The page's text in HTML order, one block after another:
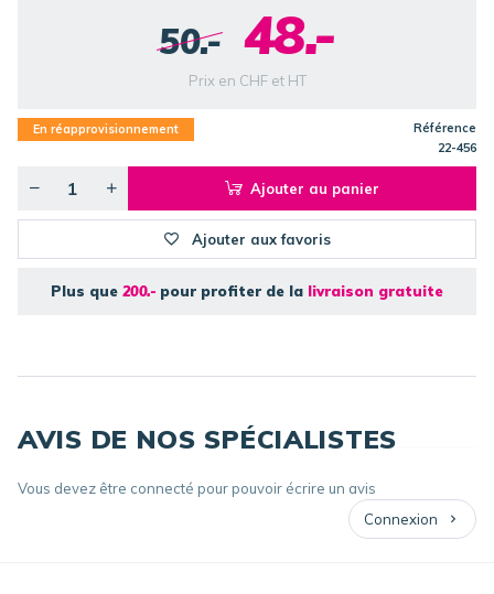
50.- 48.-
Prix en CHF et HT
En réapprovisionnement
Référence
22-456
Ajouter au panier
Ajouter aux favoris
Plus que 200.- pour profiter de la livraison gratuite
AVIS DE NOS SPÉCIALISTES
Vous devez être connecté pour pouvoir écrire un avis
Connexion